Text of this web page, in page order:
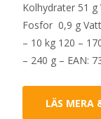
Kolhydrater 51
Fosfor 0,9 g
– 10 kg 120 –
– 240 g – EAN:
LÄS MERA